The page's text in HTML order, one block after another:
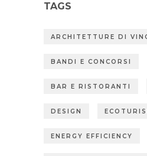
TAGS
ARCHITETTURE DI
BANDI E CONCORSI
BAR E RISTORANTI
DESIGN
ENERGY EFFICIENCY